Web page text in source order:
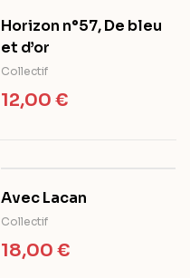
Horizon n°57, De bleu
et d’or
Collectif
12,00 €
Avec Lacan
Collectif
18,00 €